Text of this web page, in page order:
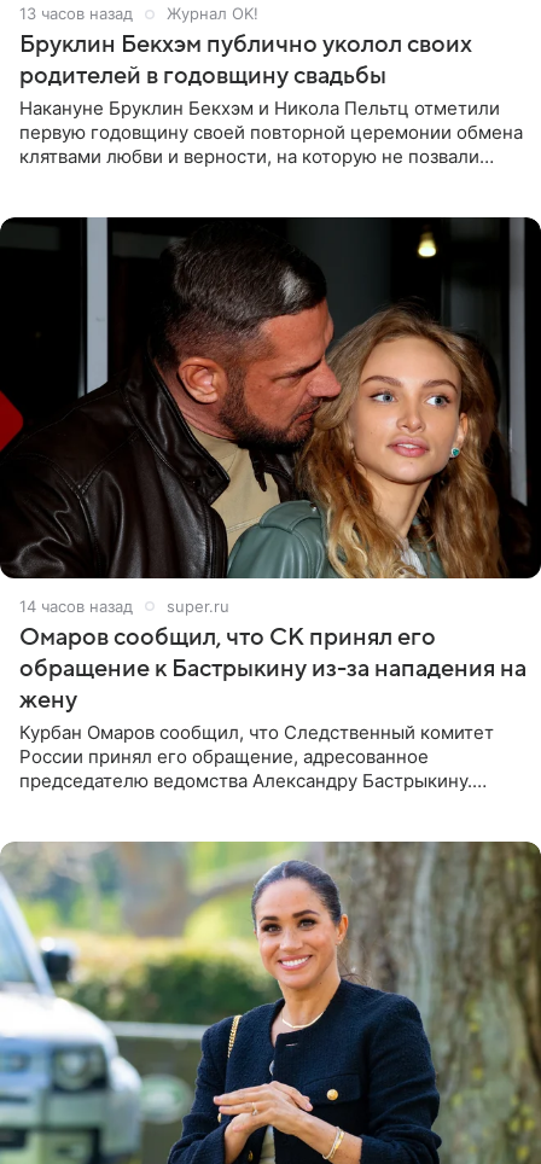
13 часов назад Журнал OK!
Бруклин Бекхэм публично уколол своих
родителей в годовщину свадьбы
Накануне Бруклин Бекхэм и Никола Пельтц отметили
первую годовщину своей повторной церемонии обмена
клятвами любви и верности, на которую не позвали
14 часов назад super.ru
Омаров сообщил, что СК принял его
обращение к Бастрыкину из-за нападения на
жену
Курбан Омаров сообщил, что Следственный комитет
России принял его обращение, адресованное
председателю ведомства Александру Бастрыкину.